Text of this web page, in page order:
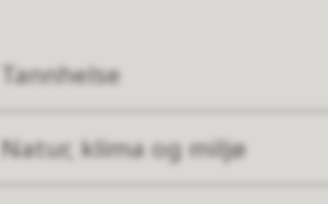
Tannhelse
Natur, klima og miljø